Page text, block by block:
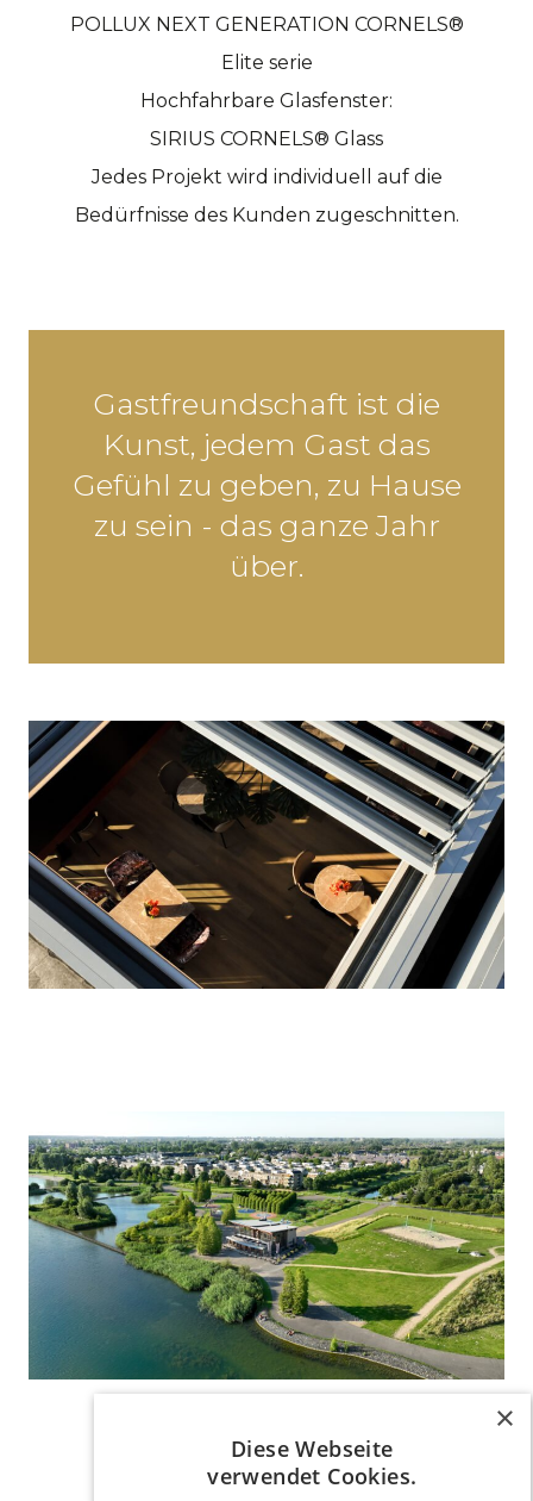
POLLUX NEXT GENERATION CORNELS®
Elite serie
Hochfahrbare Glasfenster:
SIRIUS CORNELS® Glass
Jedes Projekt wird individuell auf die
Bedürfnisse des Kunden zugeschnitten.
Gastfreundschaft ist die
Kunst, jedem Gast das
Gefühl zu geben, zu Hause
zu sein - das ganze Jahr
über.
×
Diese Webseite
verwendet Cookies.